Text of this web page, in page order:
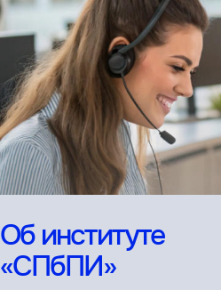
Об институте
«СПбПИ»